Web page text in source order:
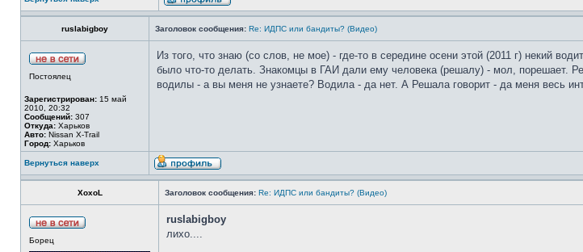
ruslabigboy Заголовок сообщения: Re: ИДПС или бандиты? (Видео)
Постоялец
Зарегистрирован: 15 май
2010, 20:32
Сообщений: 307
Откуда: Харьков
Авто: Nissan X-Trail
Город: Харьков
Из того, что знаю (со слов, не мое) - где-то в середине осени этой (2011 г) некий
было что-то делать. Знакомцы в ГАИ дали ему человека (решалу) - мол, порешает.
водилы - а вы меня не узнаете? Водила - да нет. А Решала говорит - да меня весь
Вернуться наверх
XoxoL Заголовок сообщения: Re: ИДПС или бандиты? (Видео)
Борец
ruslabigboy
лихо....